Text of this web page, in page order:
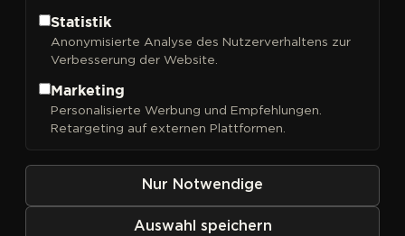
Blue Dream Cannabissamen
von Barneys Farm kaufen
Blue Dreamist ein sativa-dominanter Hybrid aus
Westküste liegen und der dort zu einem echten
Referenzpunkt wurde. Die Blüten erreichen ein
THC-Potential von bis zu 28 % und haben ein süßes
Beerenaroma mit Kiefern- und Erdnoten.
Statistik
Anonymisierte Analyse des Nutzerverhaltens zur
Verbesserung der Website.
Marketing
Personalisierte Werbung und Empfehlungen.
Retargeting auf externen Plattformen.
Nur Notwendige
Auswahl speichern